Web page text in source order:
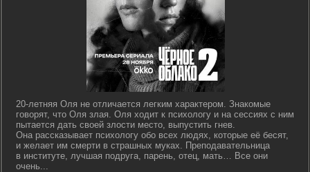
20-летняя Оля не отличается легким характером. Знакомые
говорят, что Оля злая. Оля ходит к психологу и на сессиях с ним
пытается дать своей злости место, выпустить гнев.
Она рассказывает психологу обо всех людях, которые её бесят,
и желает им смерти в страшных муках. Преподавательница
в институте, лучшая подруга, парень, отец, мать… Все они
очень...